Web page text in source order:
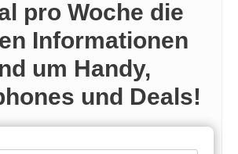
pro Woche die
Informationen
um Handy,
und Deals!